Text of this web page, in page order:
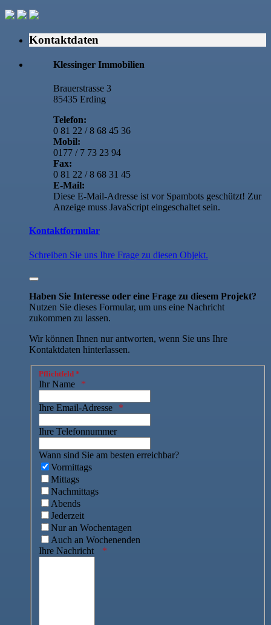
Kontaktdaten
Klessinger Immobilien
Brauerstrasse 3
85435 Erding
Telefon:
0 81 22 / 8 68 45 36
Mobil:
0177 / 7 73 23 94
Fax:
0 81 22 / 8 68 31 45
E-Mail:
Diese E-Mail-Adresse ist vor Spambots geschützt! Zur
Anzeige muss JavaScript eingeschaltet sein.
Kontaktformular
Schreiben Sie uns Ihre Frage zu diesen Objekt.
Haben Sie Interesse oder eine Frage zu diesem Projekt?
Nutzen Sie dieses Formular, um uns eine Nachricht
zukommen zu lassen.
Wir können Ihnen nur antworten, wenn Sie uns Ihre
Kontaktdaten hinterlassen.
Pflichtfeld *
Ihr Name
Ihre Email-Adresse
Ihre Telefonnummer
Wann sind Sie am besten erreichbar?
Vormittags
Mittags
Nachmittags
Abends
Jederzeit
Nur an Wochentagen
Auch an Wochenenden
Ihre Nachricht